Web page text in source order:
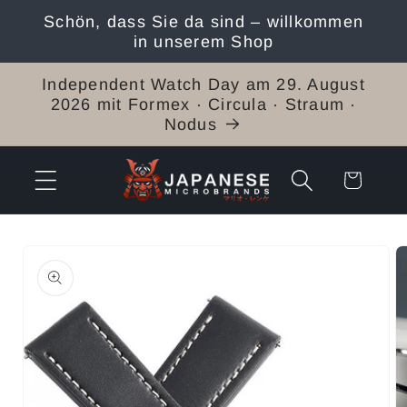
zum
Schön, dass Sie da sind – willkommen
in unserem Shop
Independent Watch Day am 29. August
2026 mit Formex · Circula · Straum ·
Nodus
Warenkorb